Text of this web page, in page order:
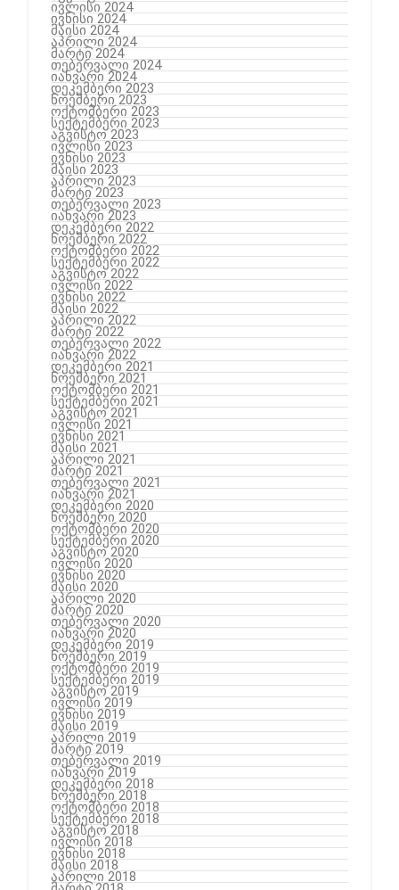
ივლისი 2024
ივნისი 2024
მაისი 2024
აპრილი 2024
მარტი 2024
თებერვალი 2024
იანვარი 2024
დეკემბერი 2023
ნოემბერი 2023
ოქტომბერი 2023
სექტემბერი 2023
აგვისტო 2023
ივლისი 2023
ივნისი 2023
მაისი 2023
აპრილი 2023
მარტი 2023
თებერვალი 2023
იანვარი 2023
დეკემბერი 2022
ნოემბერი 2022
ოქტომბერი 2022
სექტემბერი 2022
აგვისტო 2022
ივლისი 2022
ივნისი 2022
მაისი 2022
აპრილი 2022
მარტი 2022
თებერვალი 2022
იანვარი 2022
დეკემბერი 2021
ნოემბერი 2021
ოქტომბერი 2021
სექტემბერი 2021
აგვისტო 2021
ივლისი 2021
ივნისი 2021
მაისი 2021
აპრილი 2021
მარტი 2021
თებერვალი 2021
იანვარი 2021
დეკემბერი 2020
ნოემბერი 2020
ოქტომბერი 2020
სექტემბერი 2020
აგვისტო 2020
ივლისი 2020
ივნისი 2020
მაისი 2020
აპრილი 2020
მარტი 2020
თებერვალი 2020
იანვარი 2020
დეკემბერი 2019
ნოემბერი 2019
ოქტომბერი 2019
სექტემბერი 2019
აგვისტო 2019
ივლისი 2019
ივნისი 2019
მაისი 2019
აპრილი 2019
მარტი 2019
თებერვალი 2019
იანვარი 2019
დეკემბერი 2018
ნოემბერი 2018
ოქტომბერი 2018
სექტემბერი 2018
აგვისტო 2018
ივლისი 2018
ივნისი 2018
მაისი 2018
აპრილი 2018